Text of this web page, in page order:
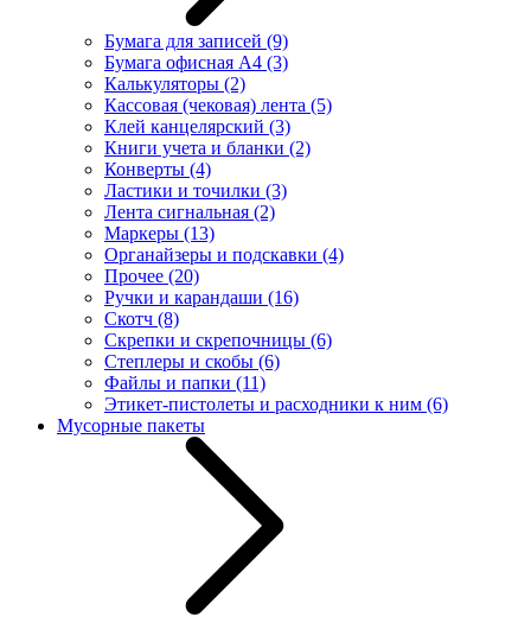
Бумага для записей (9)
Бумага офисная А4 (3)
Калькуляторы (2)
Кассовая (чековая) лента (5)
Клей канцелярский (3)
Книги учета и бланки (2)
Конверты (4)
Ластики и точилки (3)
Лента сигнальная (2)
Маркеры (13)
Органайзеры и подскавки (4)
Прочее (20)
Ручки и карандаши (16)
Скотч (8)
Скрепки и скрепочницы (6)
Степлеры и скобы (6)
Файлы и папки (11)
Этикет-пистолеты и расходники к ним (6)
Мусорные пакеты